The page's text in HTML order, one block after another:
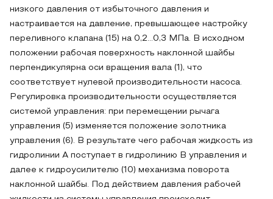
низкого давления от избыточного давления и
настраивается на давление, превышающее настройку
переливного клапана (15) на 0,2…0,3 МПа. В исходном
положении рабочая поверхность наклонной шайбы
перпендикулярна оси вращения вала (1), что
соответствует нулевой производительности насоса.
Регулировка производительности осуществляется
системой управления: при перемещении рычага
управления (5) изменяется положение золотника
управления (6). В результате чего рабочая жидкость из
гидролинии А поступает в гидролинию В управления и
далее к гидроусилителю (10) механизма поворота
наклонной шайбы. Под действием давления рабочей